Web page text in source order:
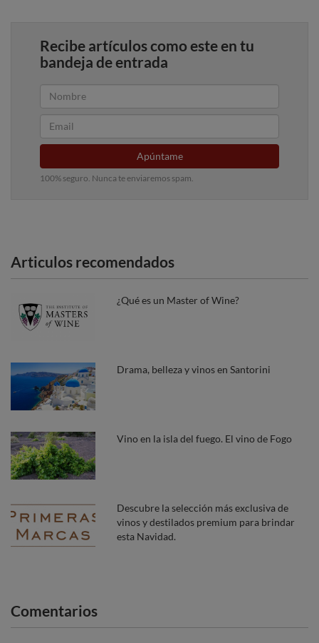
Recibe artículos como este en tu
bandeja de entrada
Apúntame
100% seguro. Nunca te enviaremos spam.
Articulos recomendados
¿Qué es un Master of Wine?
Drama, belleza y vinos en Santorini
Vino en la isla del fuego. El vino de Fogo
Descubre la selección más exclusiva de
vinos y destilados premium para brindar
esta Navidad.
Comentarios